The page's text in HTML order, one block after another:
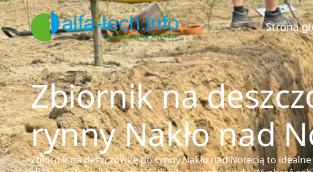
Strona
Zbiornik na
rynny Nakło nad
Zbiornik na deszczówkę do rynny Nakło nad Notecią to